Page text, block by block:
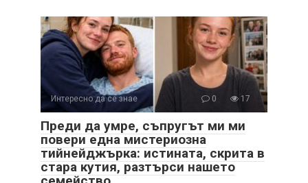
Интересно да се знае 0 17
Преди да умре, съпругът ми ми
повери една мистериозна
тийнейджърка: истината, скрита в
стара кутия, разтърси нашето